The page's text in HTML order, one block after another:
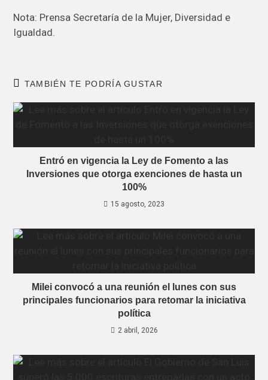
Nota: Prensa Secretaría de la Mujer, Diversidad e
Igualdad.
TAMBIÉN TE PODRÍA GUSTAR
Entró en vigencia la Ley de Fomento a las
Inversiones que otorga exenciones de hasta un
100%
15 agosto, 2023
Milei convocó a una reunión el lunes con sus
principales funcionarios para retomar la iniciativa
política
2 abril, 2026